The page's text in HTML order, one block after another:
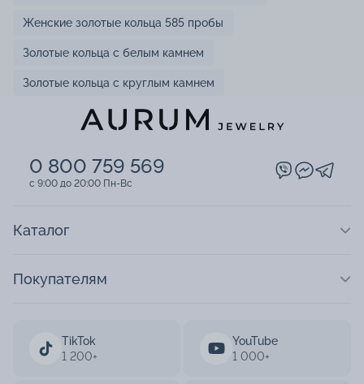
Женские золотые кольца 585 пробы
Золотые кольца с белым камнем
Золотые кольца с круглым камнем
0 800 759 569
c 9:00 до 20:00 Пн-Вс
TikTok
1 200+
YouTube
1 000+
Каталог
Покупателям